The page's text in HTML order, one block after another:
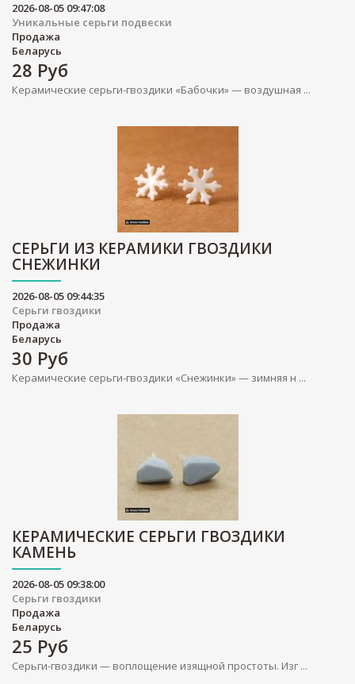
2026-08-05 09:47:08
Уникальные серьги подвески
Продажа
Беларусь
28 Руб
Керамические серьги-гвоздики «Бабочки» — воздушная ...
СЕРЬГИ ИЗ КЕРАМИКИ ГВОЗДИКИ
СНЕЖИНКИ
2026-08-05 09:44:35
Серьги гвоздики
Продажа
Беларусь
30 Руб
Керамические серьги-гвоздики «Снежинки» — зимняя н ...
КЕРАМИЧЕСКИЕ СЕРЬГИ ГВОЗДИКИ
КАМЕНЬ
2026-08-05 09:38:00
Серьги гвоздики
Продажа
Беларусь
25 Руб
Серьги-гвоздики — воплощение изящной простоты. Изг ...